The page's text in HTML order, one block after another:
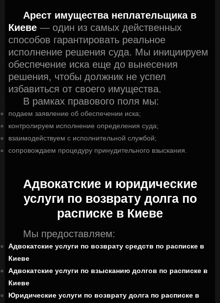
Арест имущества неплательщика в
Киеве — один из самых действенных
способов гарантировать реальное
исполнение решения суда. Мы инициируем
обеспечение иска еще до вынесения
решения, чтобы должник не успел
избавиться от своего имущества.
В рамках правового поля мы:
подаем заявление об обеспечении иска;
контролируем исполнение определения суда;
взаимодействуем с исполнительной службой;
сопровождаем процедуру принудительного взыскания.
Адвокатские и юридические
услуги по возврату долга по
расписке в Киеве
Мы предоставляем:
Адвокатские услуги по возврату средств по расписке в
Киеве
Адвокатские услуги по взысканию долгов по расписке в
Киеве
Юридические услуги по возврату долга по расписке в